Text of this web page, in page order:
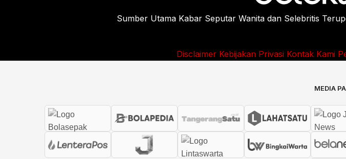
Sumber Utama Kabar Seputar Wanita dan Selebritis
Disclaimer Kebijakan Privasi Kontak Kami
MEDIA